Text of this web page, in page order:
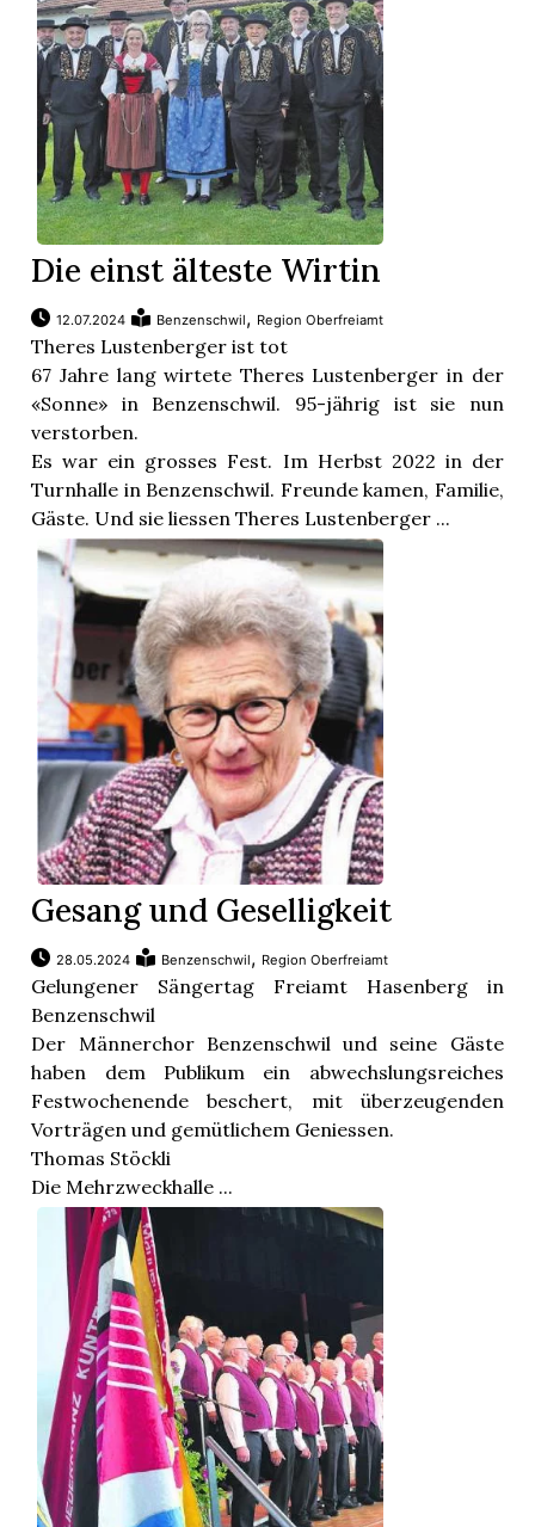
Die einst älteste Wirtin
12.07.2024 Benzenschwil, Region Oberfreiamt
Theres Lustenberger ist tot
67 Jahre lang wirtete Theres Lustenberger in der
«Sonne» in Benzenschwil. 95-jährig ist sie nun
verstorben.
Es war ein grosses Fest. Im Herbst 2022 in der
Turnhalle in Benzenschwil. Freunde kamen, Familie,
Gäste. Und sie liessen Theres Lustenberger ...
Gesang und Geselligkeit
28.05.2024 Benzenschwil, Region Oberfreiamt
Gelungener Sängertag Freiamt Hasenberg in
Benzenschwil
Der Männerchor Benzenschwil und seine Gäste
haben dem Publikum ein abwechslungsreiches
Festwochenende beschert, mit überzeugenden
Vorträgen und gemütlichem Geniessen.
Thomas Stöckli
Die Mehrzweckhalle ...